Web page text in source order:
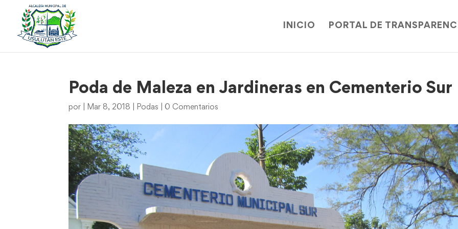
INICIO PORTAL DE
Poda de Maleza en Jardineras en Cementerio Sur
por Mar 8, 2018 Podas 0 Comentarios